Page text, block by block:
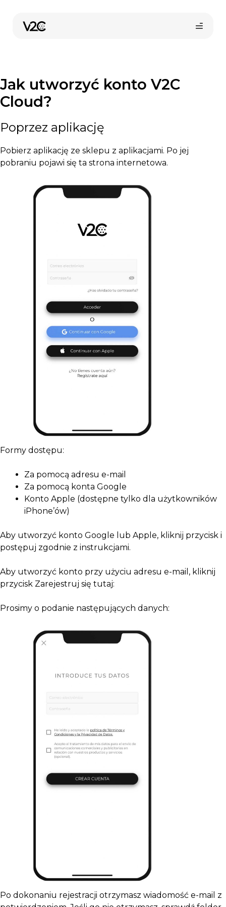
Jak utworzyć konto V2C
Cloud?
Poprzez aplikację
Pobierz aplikację ze sklepu z aplikacjami. Po jej
pobraniu pojawi się ta strona internetowa.
Formy dostępu:
Za pomocą adresu e-mail
Za pomocą konta Google
Konto Apple (dostępne tylko dla użytkowników
iPhone’ów)
Aby utworzyć konto Google lub Apple, kliknij przycisk i
postępuj zgodnie z instrukcjami.
Aby utworzyć konto przy użyciu adresu e-mail, kliknij
przycisk Zarejestruj się tutaj:
Prosimy o podanie następujących danych:
Po dokonaniu rejestracji otrzymasz wiadomość e-mail z